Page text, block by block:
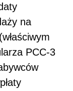
na
PCC-3